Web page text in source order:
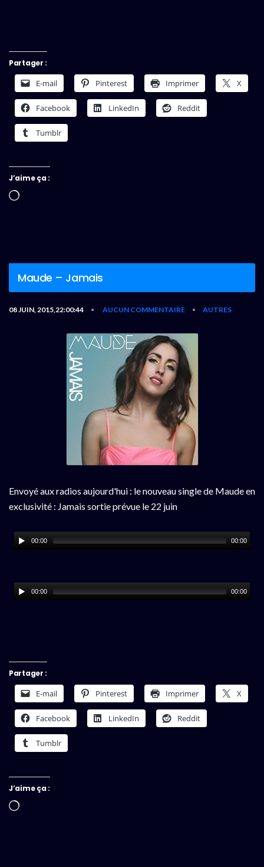
Partager :
E-mail Pinterest Imprimer X
Facebook LinkedIn Reddit
Tumblr
J’aime ça :
Chargement…
Maude – Jamais
08 JUIN, 2015,22:00:44 • AUCUN COMMENTAIRE • AUTRES
Envoyé aux radios aujourd'hui : le nouveau single de Maude en
exclusivité : Jamais sortie prévue le 22 juin
00:00 00:00
00:00 00:00
Partager :
E-mail Pinterest Imprimer X
Facebook LinkedIn Reddit
Tumblr
J’aime ça :
Chargement…